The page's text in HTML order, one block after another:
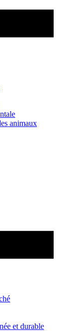
animaux
et durable